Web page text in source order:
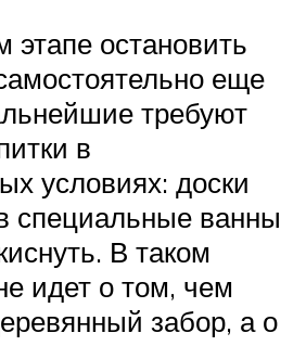
этапе остановить
еще
требуют
в
условиях: доски
специальные ванны
В таком
идет о том, чем
забор, а о